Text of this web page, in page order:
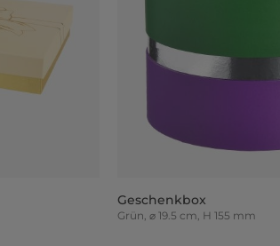
Geschenkbox
Grün, ⌀ 19.5 cm, H 155 mm